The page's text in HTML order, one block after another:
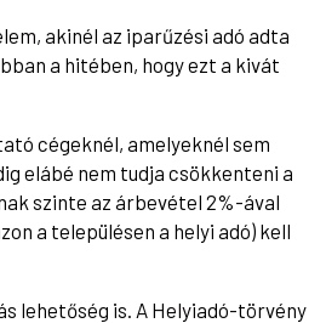
akinél az iparűzési adó adta
a hitében, hogy ezt a kivát
cégeknél, amelyeknél sem
elábé nem tudja csökkenteni a
szinte az árbevétel 2%-ával
a településen a helyi adó) kell
lehetőség is. A Helyiadó-törvény